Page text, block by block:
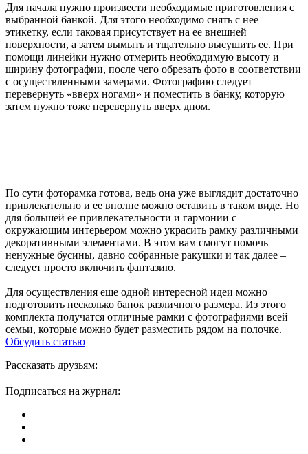
Для начала нужно произвести необходимые приготовления с
выбранной банкой. Для этого необходимо снять с нее
этикетку, если таковая присутствует на ее внешней
поверхности, а затем вымыть и тщательно высушить ее. При
помощи линейки нужно отмерить необходимую высоту и
ширину фотографии, после чего обрезать фото в соответствии
с осуществленными замерами. Фотографию следует
перевернуть «вверх ногами» и поместить в банку, которую
затем нужно тоже перевернуть вверх дном.
По сути фоторамка готова, ведь она уже выглядит достаточно
привлекательно и ее вполне можно оставить в таком виде. Но
для большей ее привлекательности и гармонии с
окружающим интерьером можно украсить рамку различными
декоративными элементами. В этом вам смогут помочь
ненужные бусины, давно собранные ракушки и так далее –
следует просто включить фантазию.
Для осуществления еще одной интересной идеи можно
подготовить несколько банок различного размера. Из этого
комплекта получатся отличные рамки с фотографиями всей
семьи, которые можно будет разместить рядом на полочке.
Обсудить статью
Рассказать друзьям:
Подписаться на журнал: